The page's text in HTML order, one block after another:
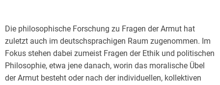
Die philosophische Forschung zu Fragen der Armut hat
zuletzt auch im deutschsprachigen Raum zugenommen. Im
Fokus stehen dabei zumeist Fragen der Ethik und politischen
Philosophie, etwa jene danach, worin das moralische Übel
der Armut besteht oder nach der individuellen, kollektiven